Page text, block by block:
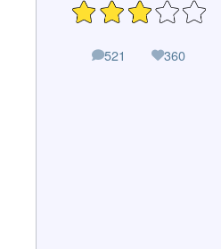
521
messaggi360